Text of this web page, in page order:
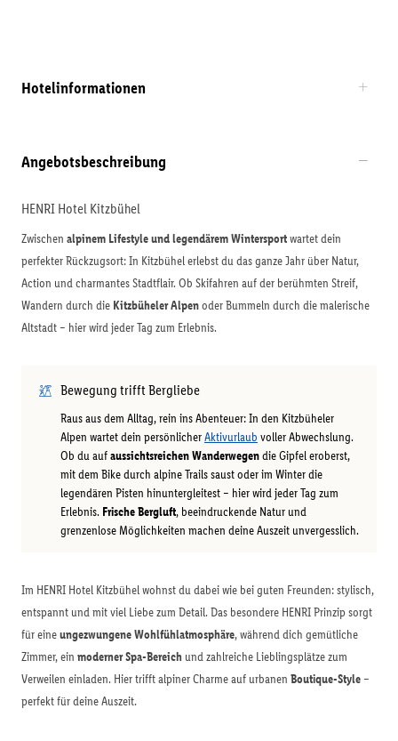
Hotelinformationen
Angebotsbeschreibung
HENRI Hotel Kitzbühel
Zwischen alpinem Lifestyle und legendärem Wintersportwartet dein
perfekter Rückzugsort: In Kitzbühel erlebst du das ganze Jahr über Natur,
Action und charmantes Stadtflair. Ob Skifahren auf der berühmten Streif,
Wandern durch die Kitzbüheler Alpenoder Bummeln durch die malerische
Altstadt – hier wird jeder Tag zum Erlebnis.
Bewegung trifft Bergliebe
Raus aus dem Alltag, rein ins Abenteuer: In den Kitzbüheler
Alpen wartet dein persönlicherAktivurlaub voller Abwechslung.
Ob du aufaussichtsreichen Wanderwegendie Gipfel eroberst,
mit dem Bike durch alpine Trails saust oder im Winter die
legendären Pisten hinuntergleitest – hier wird jeder Tag zum
Erlebnis. Frische Bergluft, beeindruckende Natur und
grenzenlose Möglichkeiten machen deine Auszeit unvergesslich.
Im HENRI Hotel Kitzbühel wohnst du dabei wie bei guten Freunden: stylisch,
entspannt und mit viel Liebe zum Detail. Das besondere HENRI Prinzip sorgt
für eineungezwungene Wohlfühlatmosphäre, während dich gemütliche
Zimmer, ein moderner Spa-Bereich und zahlreiche Lieblingsplätze zum
Verweilen einladen. Hier trifft alpiner Charme auf urbanen Boutique-Style –
perfekt für deine Auszeit.